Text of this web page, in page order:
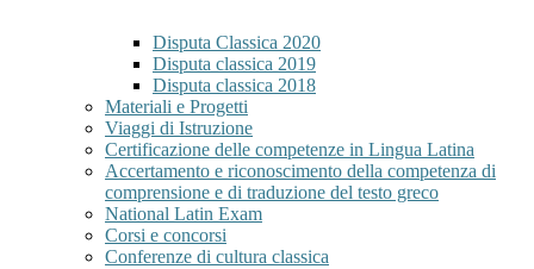
Disputa Classica 2020
Disputa classica 2019
Disputa classica 2018
Materiali e Progetti
Viaggi di Istruzione
Certificazione delle competenze in Lingua Latina
Accertamento e riconoscimento della competenza di
comprensione e di traduzione del testo greco
National Latin Exam
Corsi e concorsi
Conferenze di cultura classica